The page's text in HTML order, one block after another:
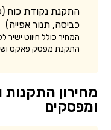
התקנת נקודת כוח
כביסה, תנור אפייה)
המחיר כולל חיווט
התקנת מפסק פאקט
מחירון
ומפסקים